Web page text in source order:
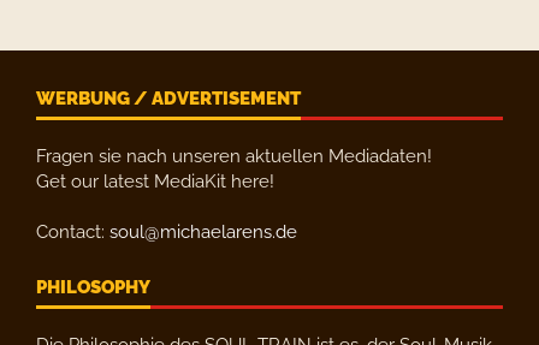
WERBUNG / ADVERTISEMENT
Fragen sie nach unseren aktuellen Mediadaten!
Get our latest MediaKit here!
Contact: soul@michaelarens.de
PHILOSOPHY